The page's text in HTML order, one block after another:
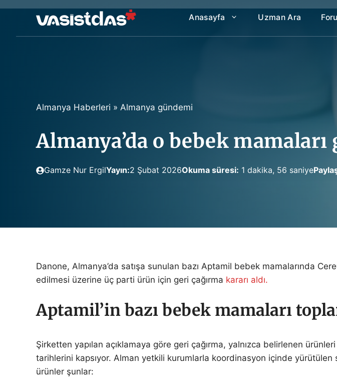
İçeriğe
Anasayfa Uzman Ara
Almanya Haberleri » Almanya gündemi
Almanya’da o bebek mamaları
Gamze Nur ErgilYayın:2 Şubat 2026Okuma süresi: 1 dakika, 56 saniye
Danone, Almanya’da satışa sunulan bazı Aptamil bebek mamalarında
edilmesi üzerine üç parti ürün için geri çağırma kararı aldı.
Aptamil’in bazı bebek mamaları
Şirketten yapılan açıklamaya göre geri çağırma, yalnızca belirlenen
tarihlerini kapsıyor. Alman yetkili kurumlarla koordinasyon içinde yürütülen
ürünler şunlar: